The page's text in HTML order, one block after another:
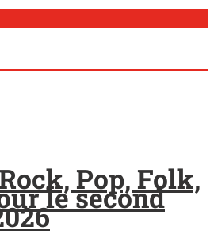
Pop, Folk,
le second